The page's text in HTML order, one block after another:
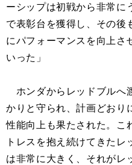
ーシップは初戦から非常に
で表彰台を獲得し、その後
にパフォーマンスを向上さ
いった」
ホンダからレッドブルへ
かりと守られ、計画どおり
性能向上も果たされた。こ
トレスを抱え続けてきた
は非常に大きく、それがレ